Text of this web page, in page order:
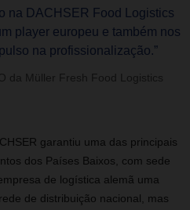
na DACHSER Food Logistics
player europeu e também nos
na profissionalização.”
da Müller Fresh Food Logistics
garantiu uma das principais
dos Países Baixos, com sede
de logística alemã uma
de distribuição nacional, mas